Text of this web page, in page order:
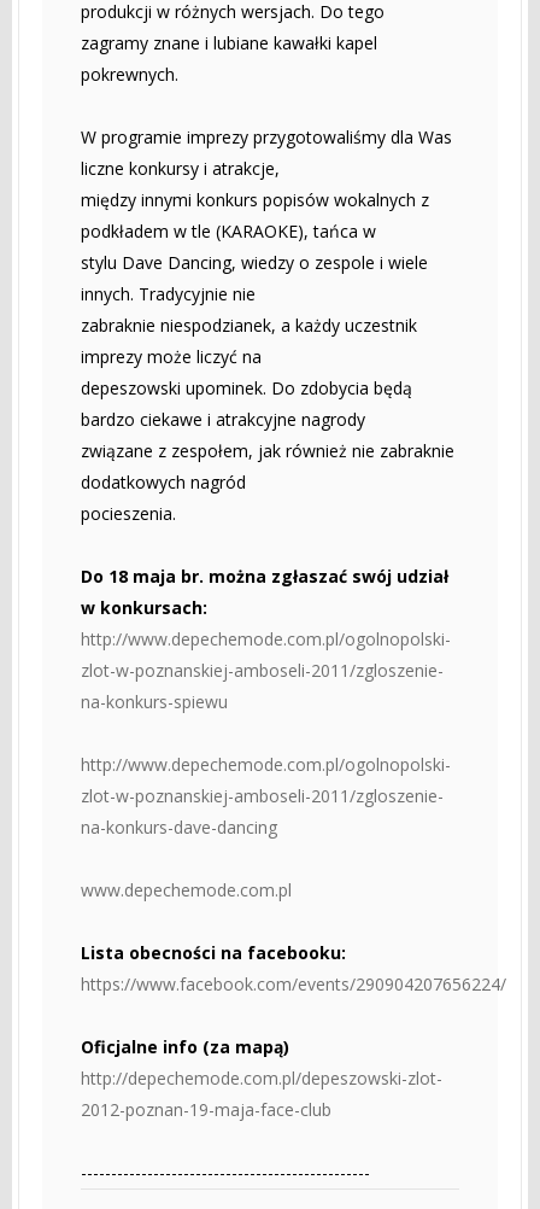
produkcji w różnych wersjach. Do tego
zagramy znane i lubiane kawałki kapel
pokrewnych.
W programie imprezy przygotowaliśmy dla Was
liczne konkursy i atrakcje,
między innymi konkurs popisów wokalnych z
podkładem w tle (KARAOKE), tańca w
stylu Dave Dancing, wiedzy o zespole i wiele
innych. Tradycyjnie nie
zabraknie niespodzianek, a każdy uczestnik
imprezy może liczyć na
depeszowski upominek. Do zdobycia będą
bardzo ciekawe i atrakcyjne nagrody
związane z zespołem, jak również nie zabraknie
dodatkowych nagród
pocieszenia.
Do 18 maja br. można zgłaszać swój udział
w konkursach:
http://www.depechemode.com.pl/ogolnopolski-
zlot-w-poznanskiej-amboseli-2011/zgloszenie-
na-konkurs-spiewu
http://www.depechemode.com.pl/ogolnopolski-
zlot-w-poznanskiej-amboseli-2011/zgloszenie-
na-konkurs-dave-dancing
www.depechemode.com.pl
Lista obecności na facebooku:
https://www.facebook.com/events/290904207656224/
Oficjalne info (za mapą)
http://depechemode.com.pl/depeszowski-zlot-
2012-poznan-19-maja-face-club
------------------------------------------------